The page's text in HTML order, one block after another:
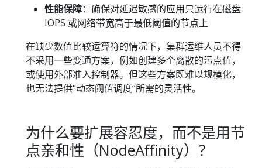
性能保障：确保对延迟敏感的应用只运行在磁盘
IOPS 或网络带宽高于最低阈值的节点上
在缺少数值比较运算符的情况下，集群运维人员不得
不采用一些变通方案，例如创建多个离散的污点值，
或使用外部准入控制器。但这些方案既难以规模化，
也无法提供“动态阈值调度”所需的灵活性。
为什么要扩展容忍度，而不是用节
点亲和性（NodeAffinity）？